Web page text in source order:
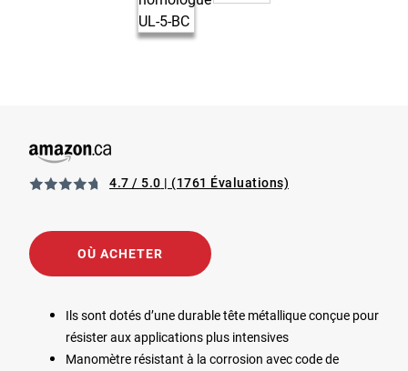
View FE5R-PWCNA Extincteur d’incendie pour
Opens in a new tab
4.7 / 5.0 (1761 Évaluations)
OÙ ACHETER
Ils sont dotés d’une durable tête métallique conçue pour
résister aux applications plus intensives
Manomètre résistant à la corrosion avec code de